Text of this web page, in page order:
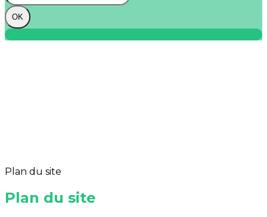
OK
Plan du site
Plan du site